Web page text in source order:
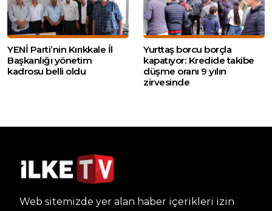
YENİ Parti’nin Kırıkkale İl
Başkanlığı yönetim
kadrosu belli oldu
Yurttaş borcu borçla
kapatıyor: Kredide takibe
düşme oranı 9 yılın
zirvesinde
Web sitemizde yer alan haber içerikleri izin